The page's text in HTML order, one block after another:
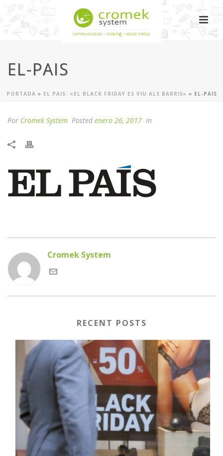
EL-PAIS
PORTADA » EL PAIS: «EL BLACK FRIDAY ES VIU ALS BARRIS» » EL-PAIS
Por Cromek System Posted enero 26, 2017 In
Cromek System
RECENT POSTS